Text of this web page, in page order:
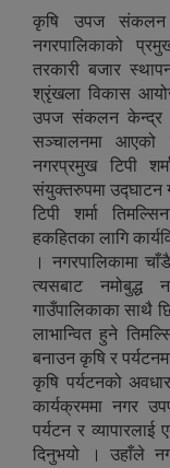
कृषि उपज संकलन
नगरपालिकाको
तरकारी बजार
श्रृंखला विकास
उपज संकलन केन्द्र
सञ्चालनमा आएको
नगरप्रमुख टिपी
संयुक्तरुपमा उद्घाटन
टिपी शर्मा
हकहितका लागि
। नगरपालिकामा
त्यसबाट नमोबुद्ध
गाउँपालिकाका साथै
लाभान्वित हुने
बनाउन कृषि र
कृषि पर्यटनको
कार्यक्रममा नगर
पर्यटन र
दिनुभयो । उहाँले